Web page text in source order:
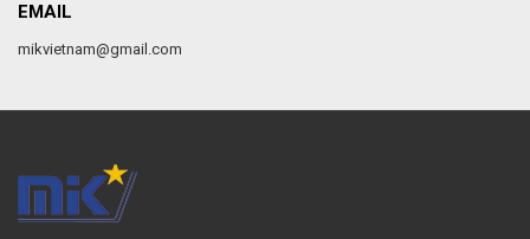
EMAIL
mikvietnam@gmail.com